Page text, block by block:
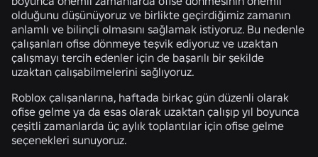
olduğunu düşünüyoruz ve birlikte geçirdiğimiz zamanın
anlamlı ve bilinçli olmasını sağlamak istiyoruz. Bu nedenle
çalışanları ofise dönmeye teşvik ediyoruz ve uzaktan
çalışmayı tercih edenler için de başarılı bir şekilde
uzaktan çalışabilmelerini sağlıyoruz.
Roblox çalışanlarına, haftada birkaç gün düzenli olarak
ofise gelme ya da esas olarak uzaktan çalışıp yıl boyunca
çeşitli zamanlarda üç aylık toplantılar için ofise gelme
seçenekleri sunuyoruz.